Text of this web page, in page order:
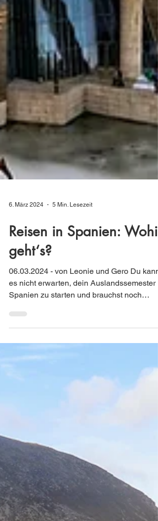
6. März 2024 5 Min. Lesezeit
Reisen in Spanien: Wohin
geht‘s?
06.03.2024 - von Leonie und Gero Du
Spanien zu starten und brauchst noch
Inspiration,...